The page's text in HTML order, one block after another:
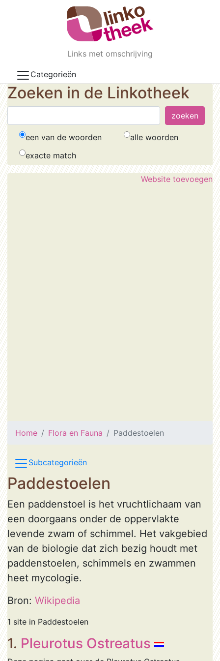
Skip to main content
Links met omschrijving
Categorieën
Zoeken in de Linkotheek
een van de woorden
alle woorden
exacte match
Website toevoegen
Home Flora en Fauna Paddestoelen
Subcategorieën
Paddestoelen
Een paddenstoel is het vruchtlichaam van
een doorgaans onder de oppervlakte
levende zwam of schimmel. Het vakgebied
van de biologie dat zich bezig houdt met
paddenstoelen, schimmels en zwammen
heet mycologie.
Bron: Wikipedia
1 site in Paddestoelen
1. Pleurotus Ostreatus